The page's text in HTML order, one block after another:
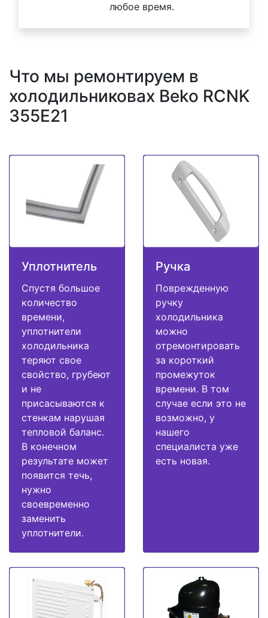
любое время.
Что мы ремонтируем в
холодильниковах Beko RCNK
355E21
Уплотнитель
Спустя большое
количество
времени,
уплотнители
холодильника
теряют свое
свойство, грубеют
и не
присасываются к
стенкам нарушая
тепловой баланс.
В конечном
результате может
появится течь,
нужно
своевременно
заменить
уплотнители.
Ручка
Поврежденную
ручку
холодильника
можно
отремонтировать
за короткий
промежуток
времени. В том
случае если это не
возможно, у
нашего
специалиста уже
есть новая.